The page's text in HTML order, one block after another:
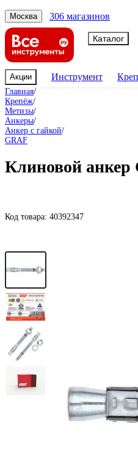
Москва 306 магазинов
Каталог
Акции Инструмент
Главная/
Крепёж/
Метизы/
Анкеры/
Анкер с гайкой/
GRAF
Клиновой анкер
Код товара: 40392347